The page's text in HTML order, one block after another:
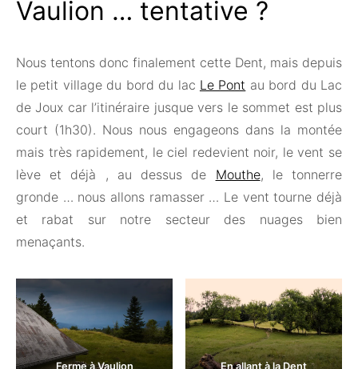
Vaulion … tentative ?
Nous tentons donc finalement cette Dent, mais depuis
le petit village du bord du lac Le Pont au bord du Lac
de Joux car l’itinéraire jusque vers le sommet est plus
court (1h30). Nous nous engageons dans la montée
mais très rapidement, le ciel redevient noir, le vent se
lève et déjà , au dessus de Mouthe, le tonnerre
gronde … nous allons ramasser … Le vent tourne déjà
et rabat sur notre secteur des nuages bien
menaçants.
Ferme à Vaulion En allant à la Dent